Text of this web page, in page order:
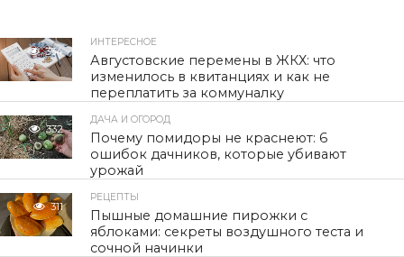
334
ИНТЕРЕСНОЕ
Августовские перемены в ЖКХ: что
изменилось в квитанциях и как не
переплатить за коммуналку
332
ДАЧА И ОГОРОД
Почему помидоры не краснеют: 6
ошибок дачников, которые убивают
урожай
311
РЕЦЕПТЫ
Пышные домашние пирожки с
яблоками: секреты воздушного теста и
сочной начинки